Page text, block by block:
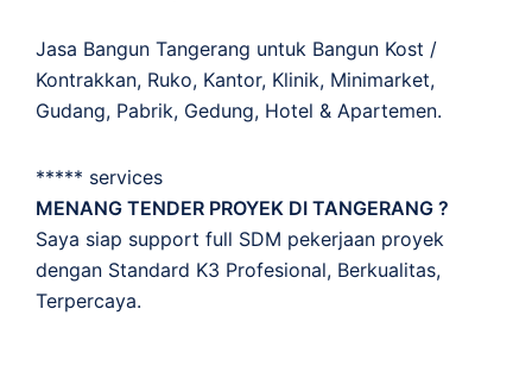
Jasa Bangun Tangerang untuk Bangun Kost /
Kontrakkan, Ruko, Kantor, Klinik, Minimarket,
Gudang, Pabrik, Gedung, Hotel & Apartemen.
***** services
MENANG TENDER PROYEK DI TANGERANG ?
Saya siap support full SDM pekerjaan proyek
dengan Standard K3 Profesional, Berkualitas,
Terpercaya.